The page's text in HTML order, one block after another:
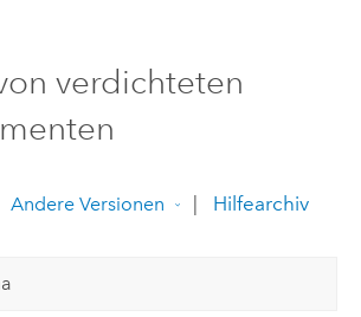
verdichteten
Andere Versionen | Hilfearchiv